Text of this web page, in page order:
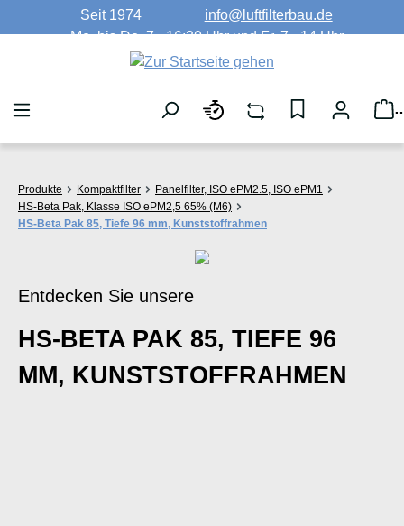
Zum Hauptinhalt springen
Seit 1974
info@luftfilterbau.de
Mo. bis Do. 7 - 16:30 Uhr und Fr. 7 - 14 Uhr
Produkte Kompaktfilter
Panelfilter, ISO ePM2.5, ISO ePM1
HS-Beta Pak, Klasse ISO ePM2,5 65% (M6)
HS-Beta Pak 85, Tiefe 96 mm, Kunststoffrahmen
Entdecken Sie unsere
HS-BETA PAK 85, TIEFE 96
MM, KUNSTSTOFFRAHMEN